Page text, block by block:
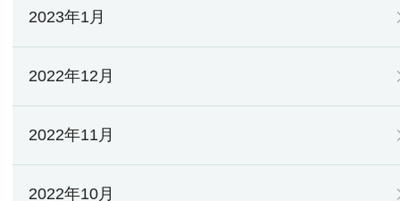
2023年1月
2022年12月
2022年11月
2022年10月